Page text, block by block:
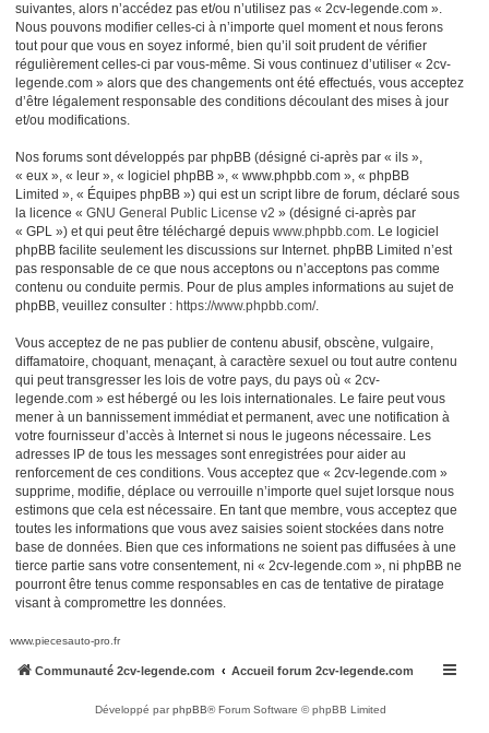
suivantes, alors n’accédez pas et/ou n’utilisez pas « 2cv-legende.com ».
Nous pouvons modifier celles-ci à n’importe quel moment et nous ferons
tout pour que vous en soyez informé, bien qu’il soit prudent de vérifier
régulièrement celles-ci par vous-même. Si vous continuez d’utiliser « 2cv-
legende.com » alors que des changements ont été effectués, vous acceptez
d’être légalement responsable des conditions découlant des mises à jour
et/ou modifications.
Nos forums sont développés par phpBB (désigné ci-après par « ils »,
« eux », « leur », « logiciel phpBB », « www.phpbb.com », « phpBB
Limited », « Équipes phpBB ») qui est un script libre de forum, déclaré sous
la licence « GNU General Public License v2 » (désigné ci-après par
« GPL ») et qui peut être téléchargé depuis www.phpbb.com. Le logiciel
phpBB facilite seulement les discussions sur Internet. phpBB Limited n’est
pas responsable de ce que nous acceptons ou n’acceptons pas comme
contenu ou conduite permis. Pour de plus amples informations au sujet de
phpBB, veuillez consulter : https://www.phpbb.com/.
Vous acceptez de ne pas publier de contenu abusif, obscène, vulgaire,
diffamatoire, choquant, menaçant, à caractère sexuel ou tout autre contenu
qui peut transgresser les lois de votre pays, du pays où « 2cv-
legende.com » est hébergé ou les lois internationales. Le faire peut vous
mener à un bannissement immédiat et permanent, avec une notification à
votre fournisseur d’accès à Internet si nous le jugeons nécessaire. Les
adresses IP de tous les messages sont enregistrées pour aider au
renforcement de ces conditions. Vous acceptez que « 2cv-legende.com »
supprime, modifie, déplace ou verrouille n’importe quel sujet lorsque nous
estimons que cela est nécessaire. En tant que membre, vous acceptez que
toutes les informations que vous avez saisies soient stockées dans notre
base de données. Bien que ces informations ne soient pas diffusées à une
tierce partie sans votre consentement, ni « 2cv-legende.com », ni phpBB ne
pourront être tenus comme responsables en cas de tentative de piratage
visant à compromettre les données.
www.piecesauto-pro.fr
Communauté 2cv-legende.com Accueil forum 2cv-legende.com
Développé parphpBB® Forum Software © phpBB Limited